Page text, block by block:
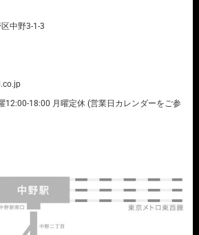
中野3-1-3
12:00-18:00 月曜定休 (営業日カレンダーをご参